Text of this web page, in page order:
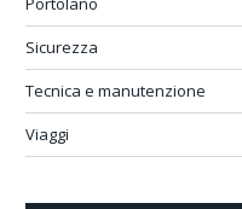
Sicurezza
Tecnica e manutenzione
Viaggi